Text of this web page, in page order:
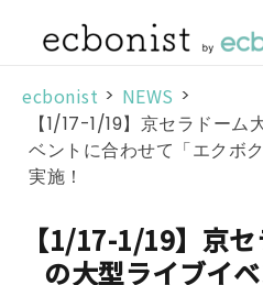
ecbonist > NEWS >
【1/17-1/19】京セラドーム
ベントに合わせて「エクボ
実施！
【1/17-1/19】京
の大型ライブイ